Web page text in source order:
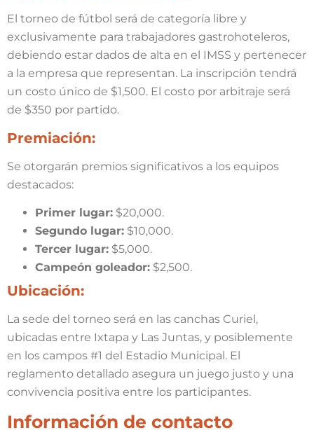
El torneo de fútbol será de categoría libre y
exclusivamente para trabajadores gastrohoteleros,
debiendo estar dados de alta en el IMSS y pertenecer
a la empresa que representan. La inscripción tendrá
un costo único de $1,500. El costo por arbitraje será
de $350 por partido.
Premiación:
Se otorgarán premios significativos a los equipos
destacados:
Primer lugar: $20,000.
Segundo lugar: $10,000.
Tercer lugar: $5,000.
Campeón goleador: $2,500.
Ubicación:
La sede del torneo será en las canchas Curiel,
ubicadas entre Ixtapa y Las Juntas, y posiblemente
en los campos #1 del Estadio Municipal. El
reglamento detallado asegura un juego justo y una
convivencia positiva entre los participantes.
Información de contacto